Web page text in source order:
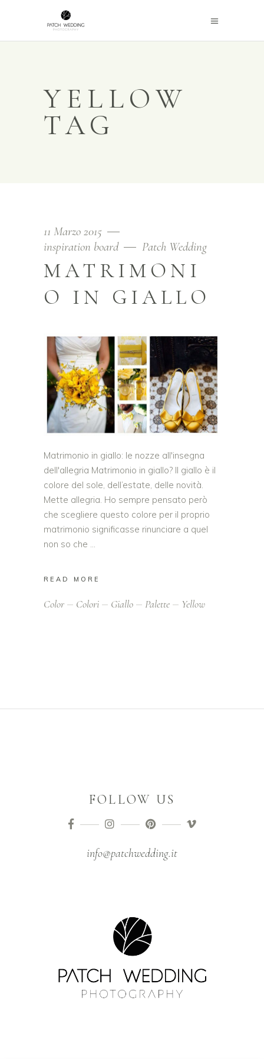
YELLOW
TAG
11 Marzo 2015
inspiration board
Patch Wedding
MATRIMONI
O IN GIALLO
Matrimonio in giallo: le nozze all'insegna
dell'allegria Matrimonio in giallo? Il giallo è il
colore del sole, dell’estate, delle novità.
Mette allegria. Ho sempre pensato però
che scegliere questo colore per il proprio
matrimonio significasse rinunciare a quel
non so che
READ MORE
Color Colori Giallo Palette Yellow
FOLLOW US
info@patchwedding.it